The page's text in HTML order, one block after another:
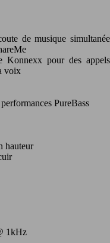
de musique simultanée
Konnexx pour des appels
voix
PureBass
hauteur
1kHz